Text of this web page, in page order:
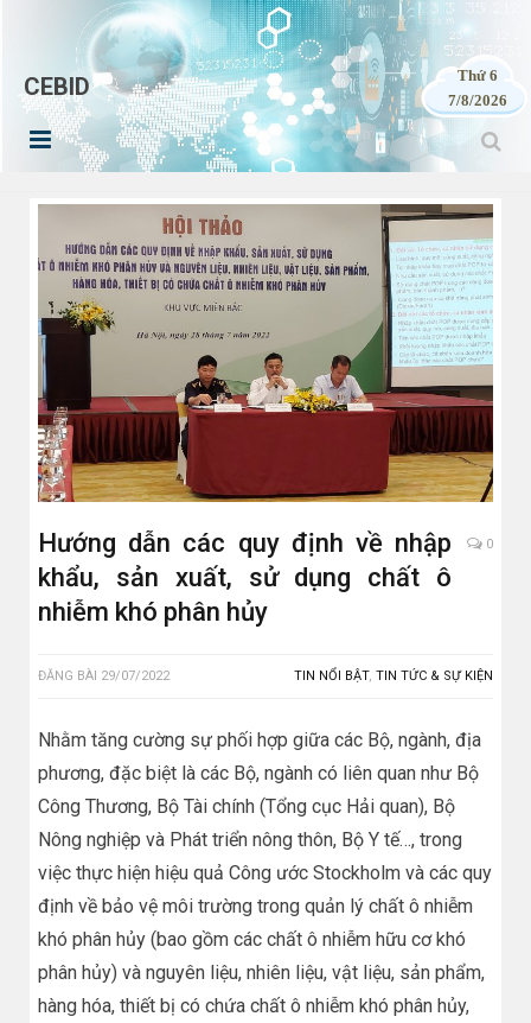
CEBID
Thứ 6
7/8/2026
Hướng dẫn các quy định về nhập
khẩu, sản xuất, sử dụng chất ô
nhiễm khó phân hủy
0
ĐĂNG BÀI 29/07/2022 TIN NỔI BẬT, TIN TỨC & SỰ KIỆN
Nhằm tăng cường sự phối hợp giữa các Bộ, ngành, địa
phương, đặc biệt là các Bộ, ngành có liên quan như Bộ
Công Thương, Bộ Tài chính (Tổng cục Hải quan), Bộ
Nông nghiệp và Phát triển nông thôn, Bộ Y tế…, trong
việc thực hiện hiệu quả Công ước Stockholm và các quy
định về bảo vệ môi trường trong quản lý chất ô nhiễm
khó phân hủy (bao gồm các chất ô nhiễm hữu cơ khó
phân hủy) và nguyên liệu, nhiên liệu, vật liệu, sản phẩm,
hàng hóa, thiết bị có chứa chất ô nhiễm khó phân hủy,